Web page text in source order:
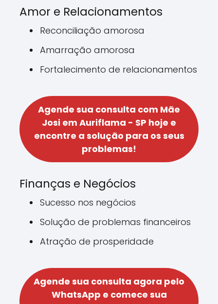
Amor e Relacionamentos
Reconciliação amorosa
Amarração amorosa
Fortalecimento de relacionamentos
Agende sua consulta com Mãe
Josi em Auriflama - SP hoje e
encontre a solução para os seus
problemas!
Finanças e Negócios
Sucesso nos negócios
Solução de problemas financeiros
Atração de prosperidade
Agende sua consulta agora pelo
WhatsApp e comece sua